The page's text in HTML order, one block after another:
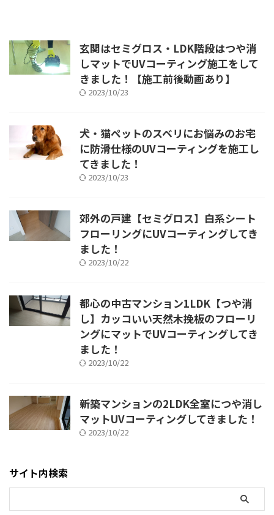
玄関はセミグロス・LDK階段はつや消
しマットでUVコーティング施工をして
きました！【施工前後動画あり】
2023/10/23
犬・猫ペットのスベリにお悩みのお宅
に防滑仕様のUVコーティングを施工し
てきました！
2023/10/23
郊外の戸建【セミグロス】白系シート
フローリングにUVコーティングしてき
ました！
2023/10/22
都心の中古マンション1LDK【つや消
し】カッコいい天然木挽板のフローリ
ングにマットでUVコーティングしてき
ました！
2023/10/22
新築マンションの2LDK全室につや消し
マットUVコーティングしてきました！
2023/10/22
サイト内検索